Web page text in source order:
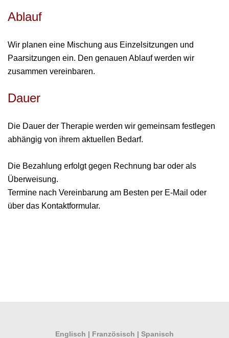
Ablauf
Wir planen eine Mischung aus Einzelsitzungen und
Paarsitzungen ein. Den genauen Ablauf werden wir
zusammen vereinbaren.
Dauer
Die Dauer der Therapie werden wir gemeinsam festlegen
abhängig von ihrem aktuellen Bedarf.
Die Bezahlung erfolgt gegen Rechnung bar oder als
Überweisung.
Termine nach Vereinbarung am Besten per E-Mail oder
über das Kontaktformular.
Englisch | Französisch | Spanisch